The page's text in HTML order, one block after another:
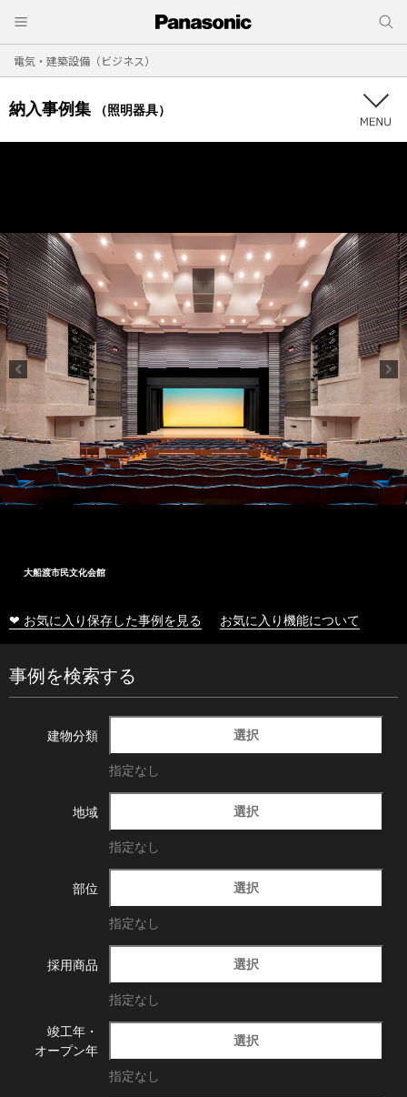
電気・建築設備（ビジネス）
納入事例集 （照明器具）
大船渡市民文化会館
❤ お気に入り保存した事例を見る お気に入り機能について
事例を検索する
建物分類 選択
指定なし
地域 選択
指定なし
部位 選択
指定なし
採用商品 選択
指定なし
竣工年・
オープン年
選択
指定なし